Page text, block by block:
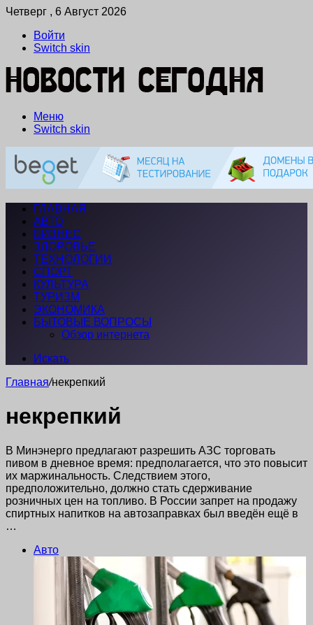
Четверг , 6 Август 2026
Войти
Switch skin
Меню
Switch skin
ГЛАВНАЯ
АВТО
БИЗНЕС
ЗДОРОВЬЕ
ТЕХНОЛОГИИ
СПОРТ
КУЛЬТУРА
ТУРИЗМ
ЭКОНОМИКА
БЫТОВЫЕ ВОПРОСЫ
Обзор интернета
Искать
Главная/некрепкий
некрепкий
В Минэнерго предлагают разрешить АЗС торговать
пивом в дневное время: предполагается, что это повысит
их маржинальность. Следствием этого,
предположительно, должно стать сдерживание
розничных цен на топливо. В России запрет на продажу
спиртных напитков на автозаправках был введён ещё в
…
Авто